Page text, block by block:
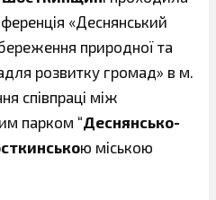
«Деснянський
природної та
розвитку громад» в м.
співпраці між
парком “Деснянсько-
ю міською